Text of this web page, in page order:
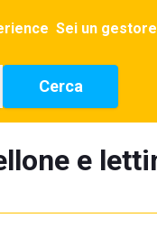
Sei un
Cerca
e